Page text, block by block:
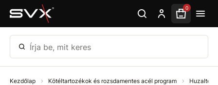
Ugrás az oldal fő részéhez 0
Írja be, mit keres
Kezdőlap Kötéltartozékok és rozsdamentes acél program